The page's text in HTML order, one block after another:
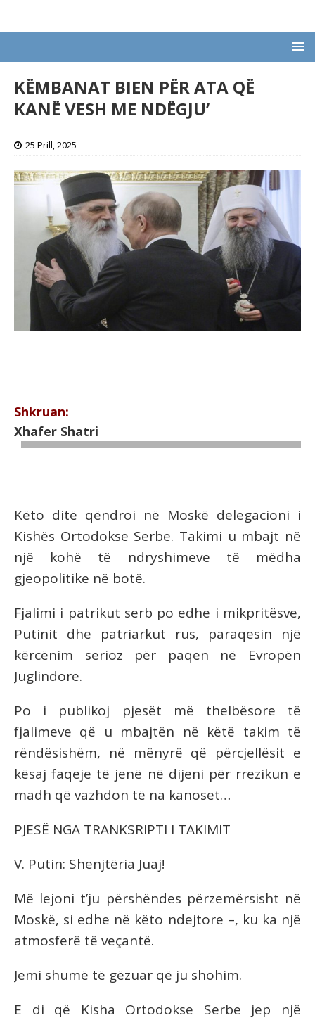
KËMBANAT BIEN PËR ATA QË
KANË VESH ME NDËGJU’
25 Prill, 2025
Shkruan:
Xhafer Shatri
Këto ditë qëndroi në Moskë delegacioni i
Kishës Ortodokse Serbe. Takimi u mbajt në
një kohë të ndryshimeve të mëdha
gjeopolitike në botë.
Fjalimi i patrikut serb po edhe i mikpritësve,
Putinit dhe patriarkut rus, paraqesin një
kërcënim serioz për paqen në Evropën
Juglindore.
Po i publikoj pjesët më thelbësore të
fjalimeve që u mbajtën në këtë takim të
rëndësishëm, në mënyrë që përcjellësit e
kësaj faqeje të jenë në dijeni për rrezikun e
madh që vazhdon të na kanoset…
PJESË NGA TRANKSRIPTI I TAKIMIT
V. Putin: Shenjtëria Juaj!
Më lejoni t’ju përshëndes përzemërsisht në
Moskë, si edhe në këto ndejtore –, ku ka një
atmosferë të veçantë.
Jemi shumë të gëzuar që ju shohim.
E di që Kisha Ortodokse Serbe jep një